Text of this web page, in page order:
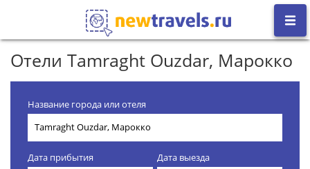
Отели Tamraght Ouzdar, Марокко
Название города или отеля
Дата прибытия Дата выезда